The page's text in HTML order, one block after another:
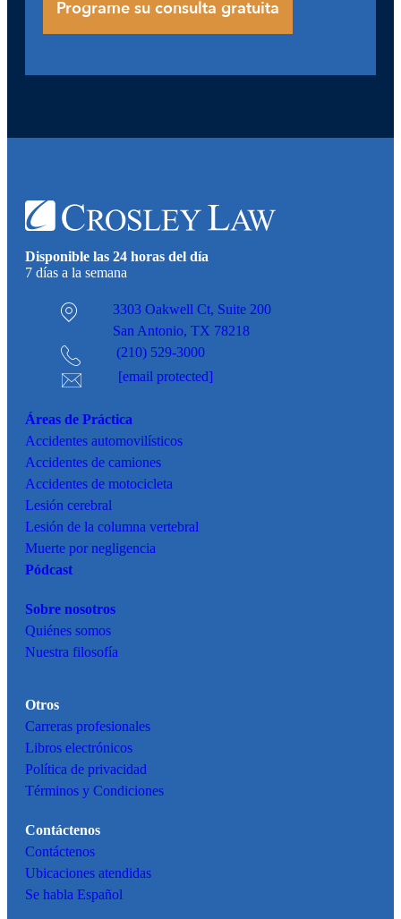
Disponible las 24 horas del día
7 días a la semana
3303 Oakwell Ct, Suite 200
San Antonio, TX 78218
(210) 529-3000
[email protected]
Áreas de Práctica
Accidentes automovilísticos
Accidentes de camiones
Accidentes de motocicleta
Lesión cerebral
Lesión de la columna vertebral
Muerte por negligencia
Pódcast
Sobre nosotros
Quiénes somos
Nuestra filosofía
Otros
Carreras profesionales
Libros electrónicos
Política de privacidad
Términos y Condiciones
Contáctenos
Contáctenos
Ubicaciones atendidas
Se habla Español